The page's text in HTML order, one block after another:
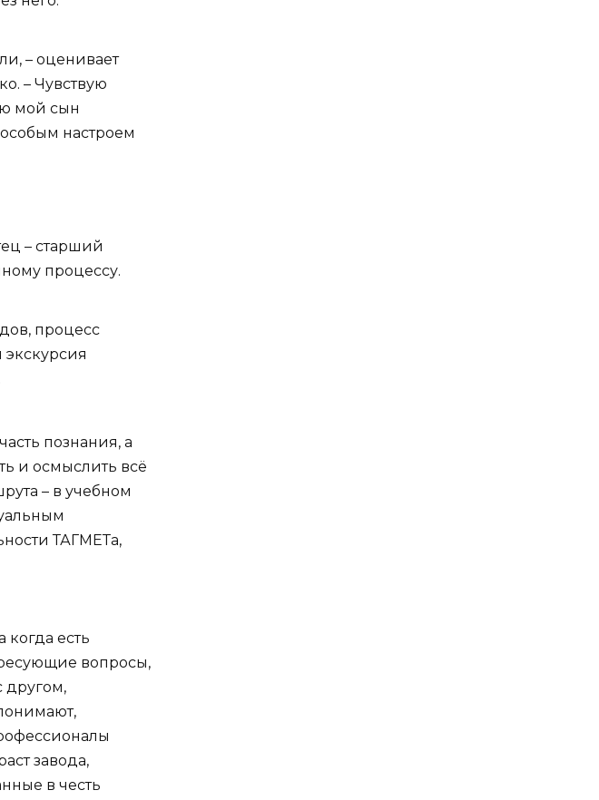
– оценивает
– Чувствую
мой сын
настроем
– старший
процессу.
процесс
экскурсия
познания, а
и осмыслить всё
– в учебном
ТАГМЕТа,
есть
вопросы,
другом,
завода,
в честь